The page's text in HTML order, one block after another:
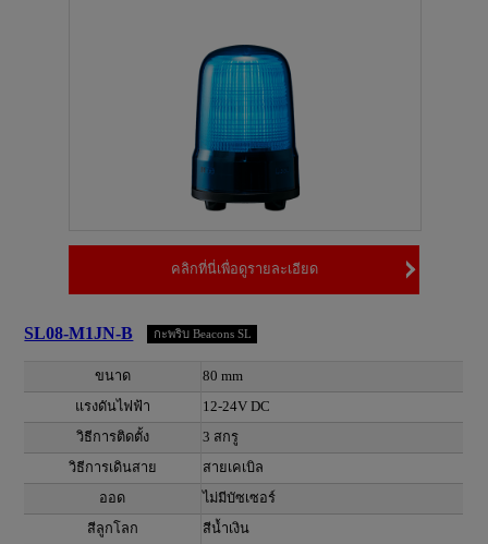
คลิกที่นี่เพื่อดูรายละเอียด
SL08-M1JN-B กะพริบ Beacons SL
ขนาด
80 mm
แรงดันไฟฟ้า
12-24V DC
วิธีการติดตั้ง
3 สกรู
วิธีการเดินสาย
สายเคเบิล
ออด
ไม่มีบัซเซอร์
สีลูกโลก
สีน้ำเงิน